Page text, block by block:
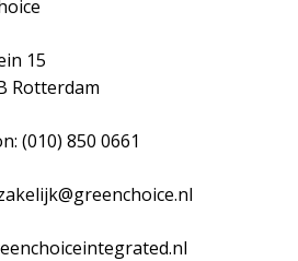
15
Rotterdam
(010) 850 0661